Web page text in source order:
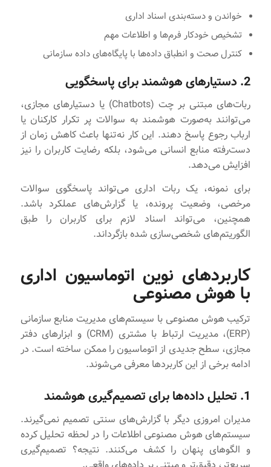
خواندن و دسته‌بندی اسناد اداری
تشخیص خودکار فرم‌ها و اطلاعات مهم
کنترل صحت و انطباق داده‌ها با پایگاه‌های داده سازمانی
2. دستیارهای هوشمند برای پاسخگویی
ربات‌های مبتنی بر چت (Chatbots) یا دستیارهای مجازی،
می‌توانند به‌صورت هوشمند به سوالات پر تکرار کارکنان یا
ارباب رجوع پاسخ دهند. این کار نه‌تنها باعث کاهش زمان از
دست‌رفته منابع انسانی می‌شود، بلکه رضایت کاربران را نیز
افزایش می‌دهد.
برای نمونه، یک ربات اداری می‌تواند پاسخگوی سوالات
مرخصی، وضعیت پرونده، یا گزارش‌های عملکرد باشد.
همچنین، می‌تواند اسناد لازم برای کاربران را طبق
الگوریتم‌های شخصی‌سازی شده بازگرداند.
کاربردهای نوین اتوماسیون اداری
با هوش مصنوعی
ترکیب هوش مصنوعی با سیستم‌های مدیریت منابع سازمانی
(ERP)، مدیریت ارتباط با مشتری (CRM) و ابزارهای دفتر
مجازی، سطح جدیدی از اتوماسیون را ممکن ساخته است. در
ادامه برخی از این کاربردها معرفی می‌شوند.
1. تحلیل داده‌ها برای تصمیم‌گیری هوشمند
مدیران امروزی دیگر با گزارش‌های سنتی تصمیم نمی‌گیرند.
سیستم‌های هوش مصنوعی اطلاعات را در لحظه تحلیل کرده
و الگوهای پنهان را کشف می‌کنند. نتیجه؟ تصمیم‌گیری